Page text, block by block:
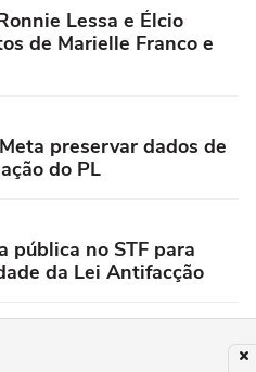
Lessa e Élcio
de Marielle Franco e
preservar dados de
do PL
pública no STF para
da Lei Antifacção